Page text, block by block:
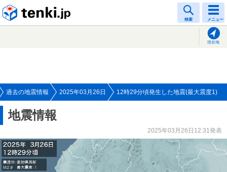
検索 メニュー
現在地
過去の地震情報 2025年03月26日 12時29分頃発生した地震(最大震度1)
地震情報
2025年03月26日12:31発表